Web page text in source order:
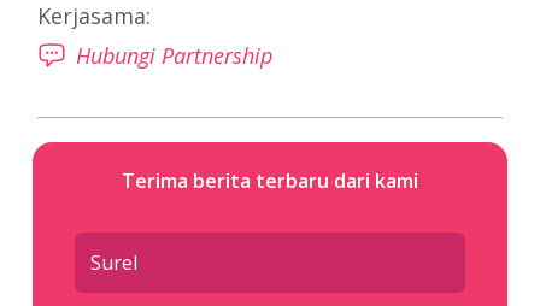
Kerjasama:
Hubungi Partnership
Terima berita terbaru dari kami